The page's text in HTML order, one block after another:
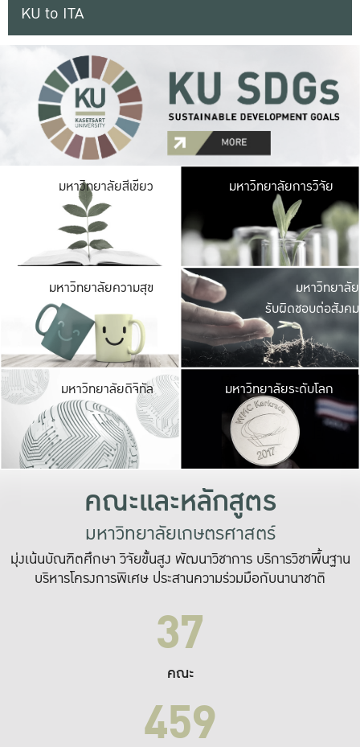
KU to ITA
มหาวิทยาลัยสีเขียว มหาวิ
มีพื้นที่เขียวสดใส
เป็นป่าในเมือง เกษต
มหาวิทยาลัยการวิจัย
มหาวิทยาลัยความสุข มหาวิ
ค
เปิดประ
และพบเรื่องราวใ
มหาวิทยาลัย
รับผิดชอบต่อสังคม
มหาวิทยาลัยดิจิทัล มหาวิ
เปลี่ยนแปลง แล
เพื่อทำง
ระบบสารสนเทศ
มหาวิทยาลัยระดับโลก
คณะและหลักสูตร
มหาวิทยาลัยเกษตรศาสตร์
มุ่งเน้นบัณฑิตศึกษา วิจัยขั้นสูง พัฒนาวิชาการ บริการวิชาพื้นฐาน
บริหารโครงการพิเศษ ประสานความร่วมมือกับนานาชาติ
37
คณะ
459